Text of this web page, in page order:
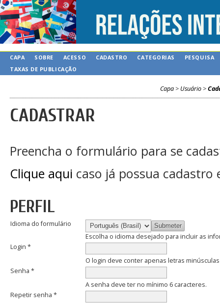
CAPA SOBRE ACESSO CADASTRO CATEGORIAS
PESQUISA
TAXAS DE PUBLICAÇÃO
Capa> Usuário>
CADASTRAR
Preencha o formulário para se
Clique aqui caso já possua
PERFIL
Idioma do formulário
Escolha o idioma desejado para incluir as
Login *
O login deve conter apenas letras
Senha *
A senha deve ter no mínimo 6 caracteres.
Repetir senha *